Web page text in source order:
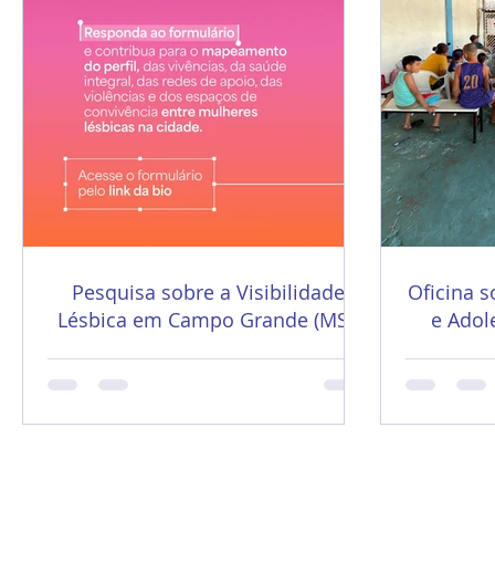
Pesquisa sobre a Visibilidade
Lésbica em Campo Grande (MS):
Oficina
e